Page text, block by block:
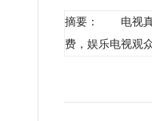
摘要： 电视真
费，娱乐电视观